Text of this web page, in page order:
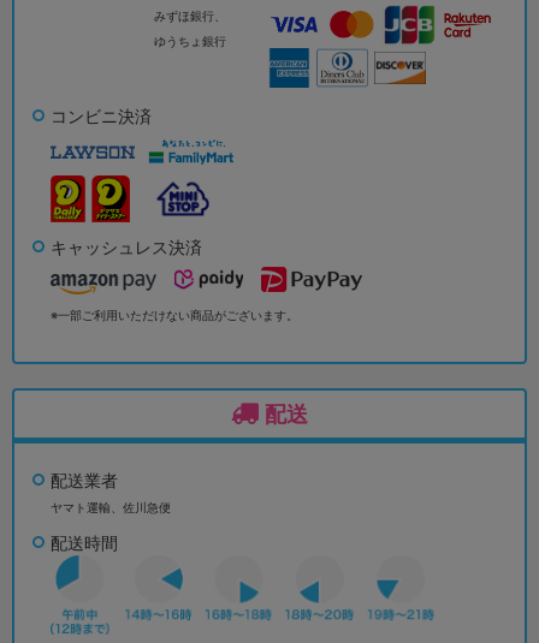
みずほ銀行、
ゆうちょ銀行
コンビニ決済
キャッシュレス決済
※一部ご利用いただけない商品がございます。
配送
配送業者
ヤマト運輸、佐川急便
配送時間